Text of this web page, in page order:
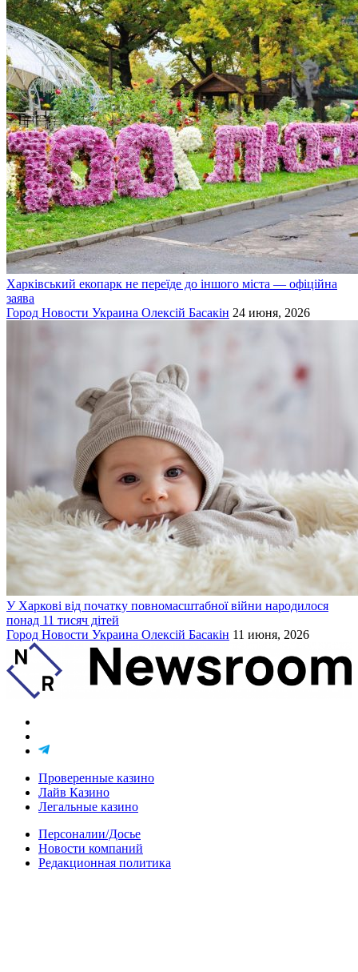
Харківський екопарк не переїде до іншого міста — офіційна
заява
Город Новости Украина Олексій Басакін 24 июня, 2026
У Харкові від початку повномасштабної війни народилося
понад 11 тисяч дітей
Город Новости Украина Олексій Басакін 11 июня, 2026
Проверенные казино
Лайв Казино
Легальные казино
Персоналии/Досье
Новости компаний
Редакционная политика